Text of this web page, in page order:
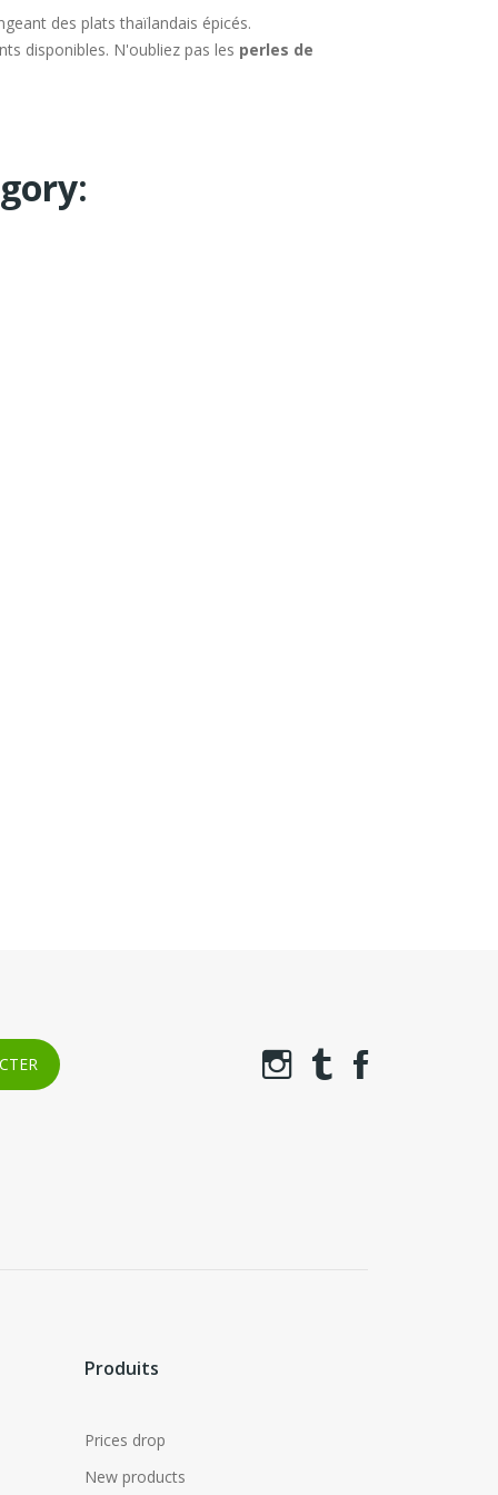
des plats thaïlandais épicés.
disponibles. N'oubliez pas les perles de
Produits
Prices drop
New products